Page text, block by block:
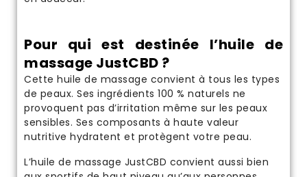
Pour qui est destinée l’huile de
massage JustCBD ?
Cette huile de massage convient à tous les types
de peaux. Ses ingrédients 100 % naturels ne
provoquent pas d’irritation même sur les peaux
sensibles. Ses composants à haute valeur
nutritive hydratent et protègent votre peau.
L’huile de massage JustCBD convient aussi bien